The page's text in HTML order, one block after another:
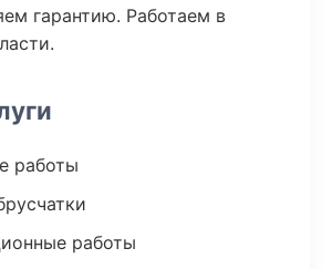
гарантию. Работаем в
работы
работы